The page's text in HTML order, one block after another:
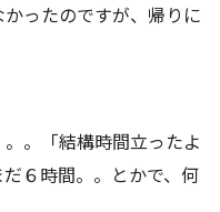
ったのですが、帰りに
。「結構時間立ったよ
６時間。。とかで、何